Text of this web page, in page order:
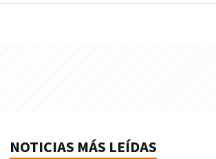
NOTICIAS MÁS LEÍDAS